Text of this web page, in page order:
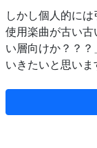
しかし個人的に
使用楽曲が古い
い層向けか？？
いきたいと思い